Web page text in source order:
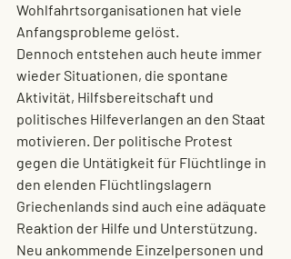
Wohlfahrtsorganisationen hat viele
Anfangsprobleme gelöst.
Dennoch entstehen auch heute immer
wieder Situationen, die spontane
Aktivität, Hilfsbereitschaft und
politisches Hilfeverlangen an den Staat
motivieren. Der politische Protest
gegen die Untätigkeit für Flüchtlinge in
den elenden Flüchtlingslagern
Griechenlands sind auch eine adäquate
Reaktion der Hilfe und Unterstützung.
Neu ankommende Einzelpersonen und